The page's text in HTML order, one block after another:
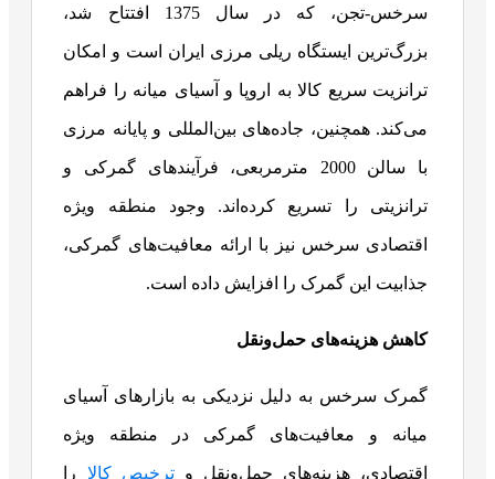
سرخس-تجن، که در سال 1375 افتتاح شد،
بزرگ‌ترین ایستگاه ریلی مرزی ایران است و امکان
ترانزیت سریع کالا به اروپا و آسیای میانه را فراهم
می‌کند. همچنین، جاده‌های بین‌المللی و پایانه مرزی
با سالن 2000 مترمربعی، فرآیندهای گمرکی و
ترانزیتی را تسریع کرده‌اند. وجود منطقه ویژه
اقتصادی سرخس نیز با ارائه معافیت‌های گمرکی،
جذابیت این گمرک را افزایش داده است.
کاهش هزینه‌های حمل‌ونقل
گمرک سرخس به دلیل نزدیکی به بازارهای آسیای
میانه و معافیت‌های گمرکی در منطقه ویژه
اقتصادی، هزینه‌های حمل‌ونقل وترخیص کالا را